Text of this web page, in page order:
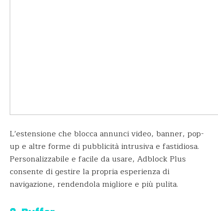
L’estensione che blocca annunci video, banner, pop-
up e altre forme di pubblicità intrusiva e fastidiosa.
Personalizzabile e facile da usare, Adblock Plus
consente di gestire la propria esperienza di
navigazione, rendendola migliore e più pulita.